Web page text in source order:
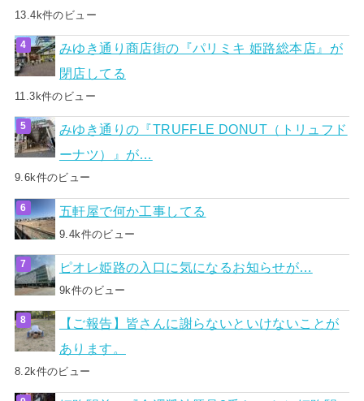
13.4k件のビュー
みゆき通り商店街の『パリミキ 姫路総本店』が
閉店してる
11.3k件のビュー
みゆき通りの『TRUFFLE DONUT（トリュフド
ーナツ）』が…
9.6k件のビュー
五軒屋で何か工事してる
9.4k件のビュー
ピオレ姫路の入口に気になるお知らせが…
9k件のビュー
【ご報告】皆さんに謝らないといけないことが
あります。
8.2k件のビュー